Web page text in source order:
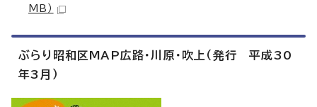
MB）
ぶらり昭和区MAP広路・川原・吹上（発行 平成30
年3月）